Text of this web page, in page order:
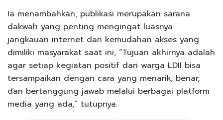
Ia menambahkan, publikasi merupakan sarana
dakwah yang penting mengingat luasnya
jangkauan internet dan kemudahan akses yang
dimiliki masyarakat saat ini, “Tujuan akhirnya adalah
agar setiap kegiatan positif dari warga LDII bisa
tersampaikan dengan cara yang menarik, benar,
dan bertanggung jawab melalui berbagai platform
media yang ada,” tutupnya.